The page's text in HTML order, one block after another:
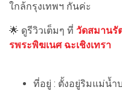
ใกล้กรุงเทพฯ กันค่ะ
🌟 ดูรีวิวเต็มๆ ที่ วัดสมานรั
รพระพิฆเนศ ฉะเชิงเทรา
ที่อยู่ : ตั้งอยู่ริมแม่น้ำ